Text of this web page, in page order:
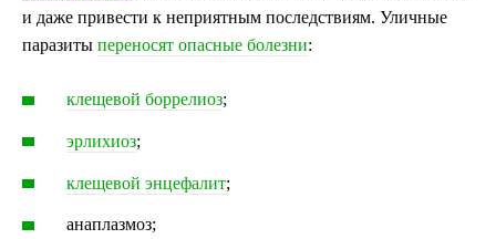
и даже привести к неприятным последствиям. Уличные
паразиты переносят опасные болезни:
клещевой боррелиоз;
эрлихиоз;
клещевой энцефалит;
анаплазмоз;